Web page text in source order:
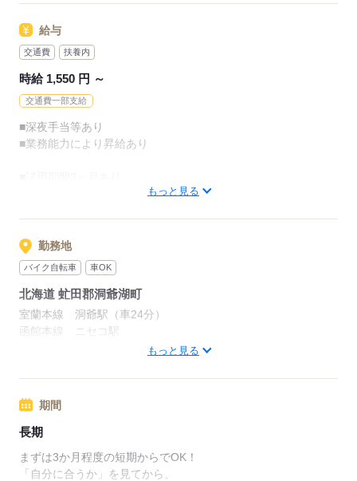
■会計、事務処理
■その他付随業務
マルチタスクになることが多く、
たくさんの方と関われる
立ち仕事なので適度に動きながら
お仕事ができます◎
未経験の方も歓迎 （やる気があればOK！）
・楽しい職場にしたいと考える方
可能な方は優遇します！
・ホテルフロントの
経験がある方も優遇！
給与
交通費 扶養内
時給 1,550 円 ～
交通費一部支給
■深夜手当等あり
■業務能力により昇給あり
※上限20,000円
もっと見る
勤務地
バイク自転車 車OK
北海道 虻田郡洞爺湖町
室蘭本線 洞爺駅（車24分）
函館本線 ニセコ駅
もっと見る
期間
長期
まずは3か月程度の短期からでOK！
「自分に合うか」を見てから、